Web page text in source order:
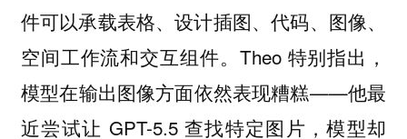
件可以承载表格、设计插图、代码、图像、
空间工作流和交互组件。Theo 特别指出，
模型在输出图像方面依然表现糟糕——他最
近尝试让 GPT-5.5 查找特定图片，模型却